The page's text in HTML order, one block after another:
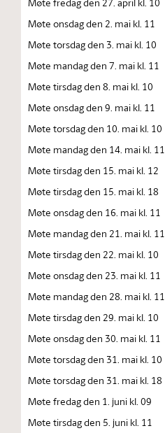
Møte onsdag den 2. mai kl. 11
Møte torsdag den 3. mai kl. 10
Møte mandag den 7. mai kl. 11
Møte tirsdag den 8. mai kl. 10
Møte onsdag den 9. mai kl. 11
Møte torsdag den 10. mai kl. 10
Møte mandag den 14. mai kl. 11
Møte tirsdag den 15. mai kl. 12
Møte tirsdag den 15. mai kl. 18
Møte onsdag den 16. mai kl. 11
Møte mandag den 21. mai kl. 11
Møte tirsdag den 22. mai kl. 10
Møte onsdag den 23. mai kl. 11
Møte mandag den 28. mai kl. 11
Møte tirsdag den 29. mai kl. 10
Møte onsdag den 30. mai kl. 11
Møte torsdag den 31. mai kl. 10
Møte torsdag den 31. mai kl. 18
Møte fredag den 1. juni kl. 09
Møte tirsdag den 5. juni kl. 11